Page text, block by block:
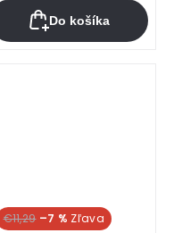
Do košíka
€11,29 –7 %